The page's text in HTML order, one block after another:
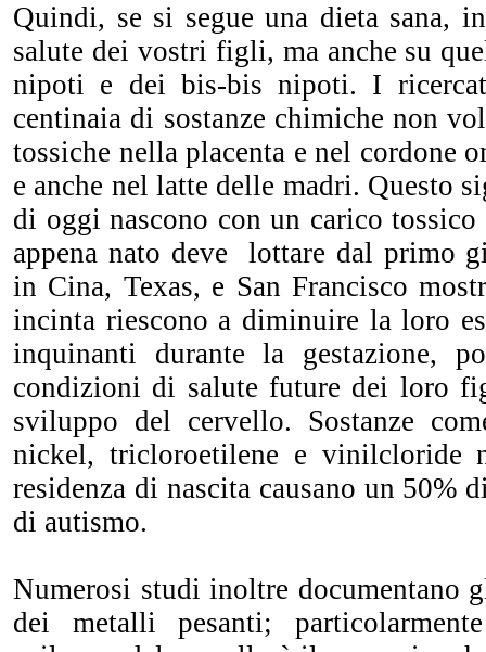
Quindi, se si segue una dieta sana,
salute dei vostri figli, ma anche su
nipoti e dei bis-bis nipoti. I
centinaia di sostanze chimiche non
tossiche nella placenta e nel cordone
e anche nel latte delle madri. Questo
di oggi nascono con un carico
appena nato deve lottare dal primo
in Cina, Texas, e San Francisco
incinta riescono a diminuire la loro
inquinanti durante la gestazione,
condizioni di salute future dei loro
sviluppo del cervello. Sostanze
nickel, tricloroetilene e vinilcloride
residenza di nascita causano un 50%
di autismo.
Numerosi studi inoltre documentano
dei metalli pesanti;